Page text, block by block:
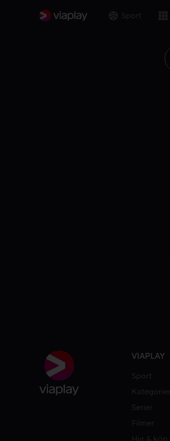
Sport
VIAPLAY
Sport
Kategorier
Serier
Filmer
Hyr & köp